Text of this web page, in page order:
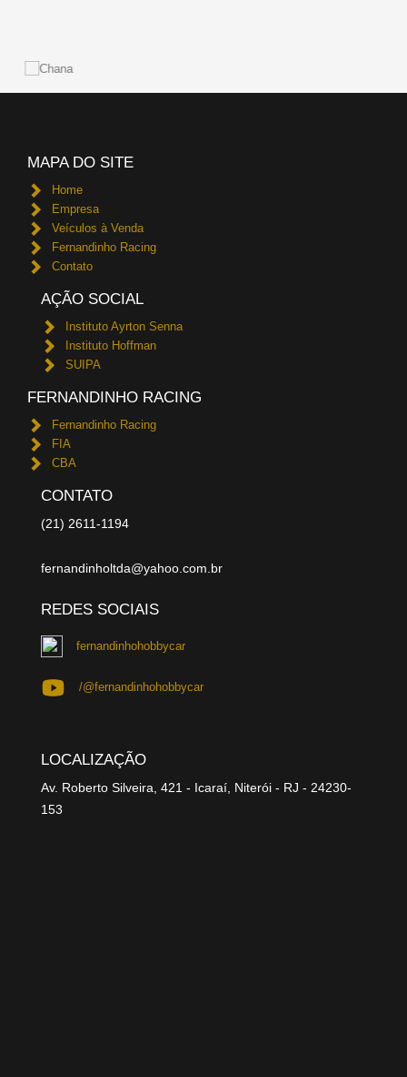
MAPA DO SITE
Home
Empresa
Veículos à Venda
Fernandinho Racing
Contato
AÇÃO SOCIAL
Instituto Ayrton Senna
Instituto Hoffman
SUIPA
FERNANDINHO RACING
Fernandinho Racing
FIA
CBA
CONTATO
(21) 2611-1194
fernandinholtda@yahoo.com.br
REDES SOCIAIS
fernandinhohobbycar
/@fernandinhohobbycar
LOCALIZAÇÃO
Av. Roberto Silveira, 421 - Icaraí, Niterói - RJ - 24230-
153